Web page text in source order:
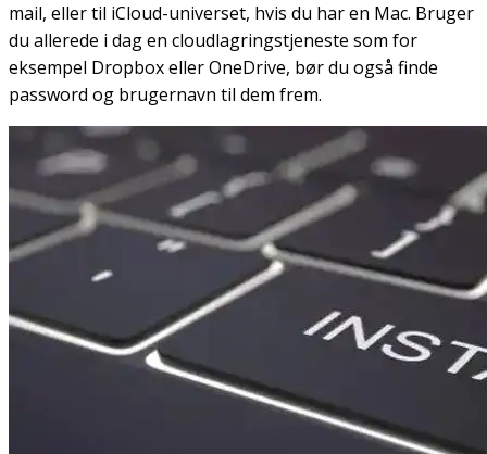
mail, eller til iCloud-universet, hvis du har en Mac. Bruger
du allerede i dag en cloudlagringstjeneste som for
eksempel Dropbox eller OneDrive, bør du også finde
password og brugernavn til dem frem.